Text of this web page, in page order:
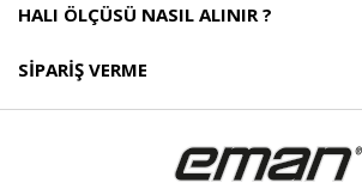
HALI ÖLÇÜSÜ NASIL ALINIR ?
SIPARIŞ VERME